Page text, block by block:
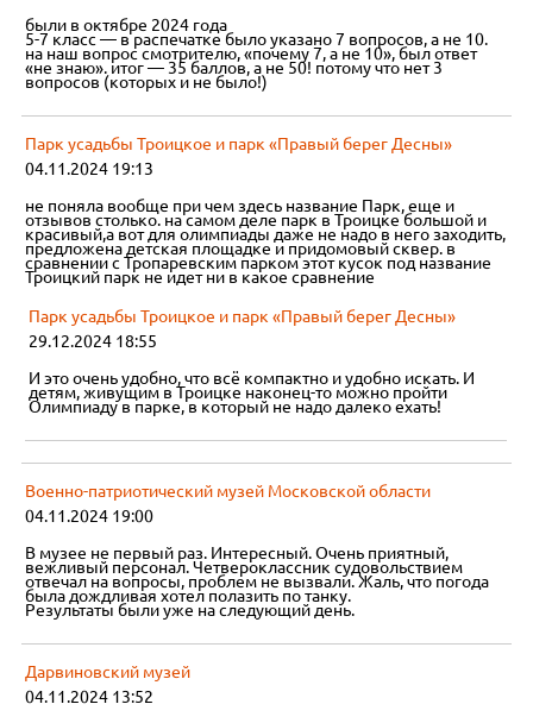
были в октябре 2024 года
5-7 класс — в распечатке было указано 7 вопросов, а не 10.
на наш вопрос смотрителю, «почему 7, а не 10», был ответ
«не знаю». итог — 35 баллов, а не 50! потому что нет 3
вопросов (которых и не было!)
Парк усадьбы Троицкое и парк «Правый берег Десны»
04.11.2024 19:13
не поняла вообще при чем здесь название Парк, еще и
отзывов столько. на самом деле парк в Троицке большой и
красивый,а вот для олимпиады даже не надо в него заходить,
предложена детская площадке и придомовый сквер. в
сравнении с Тропаревским парком этот кусок под название
Троицкий парк не идет ни в какое сравнение
Парк усадьбы Троицкое и парк «Правый берег Десны»
29.12.2024 18:55
И это очень удобно, что всë компактно и удобно искать. И
детям, живущим в Троицке наконец-то можно пройти
Олимпиаду в парке, в который не надо далеко ехать!
Военно-патриотический музей Московской области
04.11.2024 19:00
В музее не первый раз. Интересный. Очень приятный,
вежливый персонал. Четвероклассник судовольствием
отвечал на вопросы, проблем не вызвали. Жаль, что погода
была дождливая хотел полазить по танку.
Результаты были уже на следующий день.
Дарвиновский музей
04.11.2024 13:52